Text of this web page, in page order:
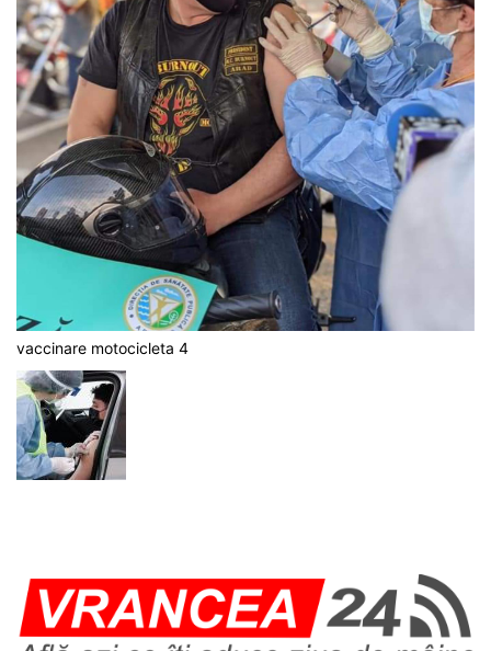
vaccinare motocicleta 4